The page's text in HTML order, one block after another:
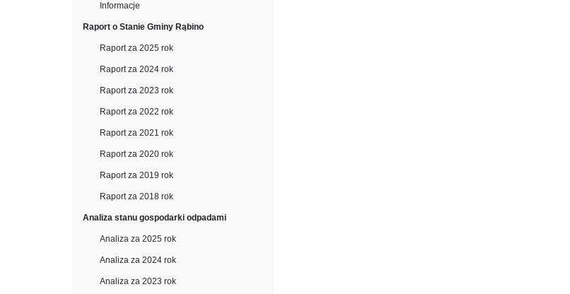
Informacje
Raport o Stanie Gminy Rąbino
Raport za 2025 rok
Raport za 2024 rok
Raport za 2023 rok
Raport za 2022 rok
Raport za 2021 rok
Raport za 2020 rok
Raport za 2019 rok
Raport za 2018 rok
Analiza stanu gospodarki odpadami
Analiza za 2025 rok
Analiza za 2024 rok
Analiza za 2023 rok